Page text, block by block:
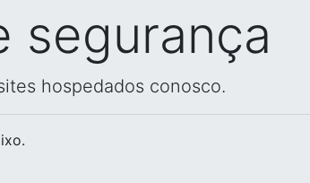
segurança
hospedados conosco.